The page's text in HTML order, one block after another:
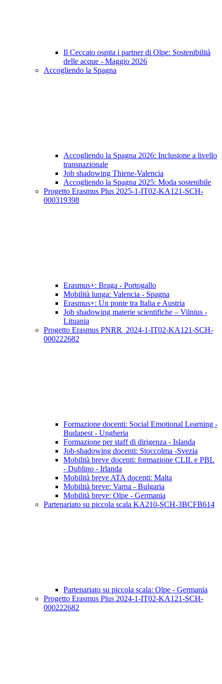
Il Ceccato ospita i partner di Olpe: Sostenibilità
delle acque - Maggio 2026
Accogliendo la Spagna
Accogliendo la Spagna 2026: Inclusione a livello
transnazionale
Job shadowing Thiene-Valencia
Accogliendo la Spagna 2025: Moda sostenibile
Progetto Erasmus Plus 2025-1-IT02-KA121-SCH-
000319398
Erasmus+: Braga - Portogallo
Mobilità lunga: Valencia - Spagna
Erasmus+: Un ponte tra Italia e Austria
Job shadowing materie scientifiche – Vilnius -
Lituania
Progetto Erasmus PNRR_2024-1-IT02-KA121-SCH-
000222682
Formazione docenti: Social Emotional Learning -
Budapest - Ungheria
Formazione per staff di dirigenza - Islanda
Job-shadowing docenti: Stoccolma -Svezia
Mobilità breve docenti: formazione CLIL e PBL
- Dublino - Irlanda
Mobilità breve ATA docenti: Malta
Mobilità breve: Varna - Bulgaria
Mobilità breve: Olpe - Germania
Partenariato su piccola scala KA210-SCH-3BCFB614
Partenariato su piccola scala: Olpe - Germania
Progetto Erasmus Plus 2024-1-IT02-KA121-SCH-
000222682